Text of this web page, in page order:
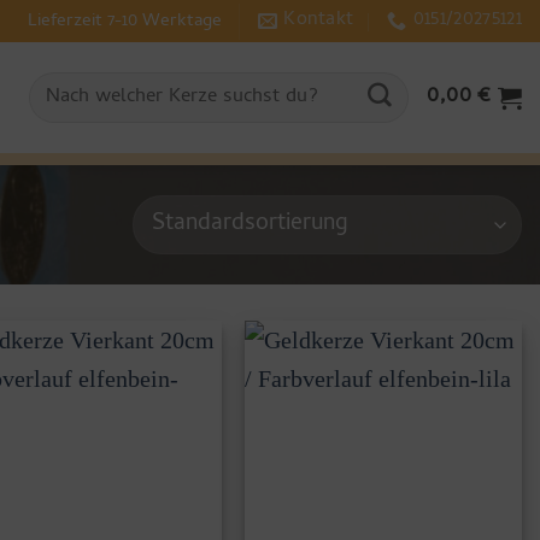
Lieferzeit 7-10 Werktage Kontakt 0151/20275121
Suchen
0,00€